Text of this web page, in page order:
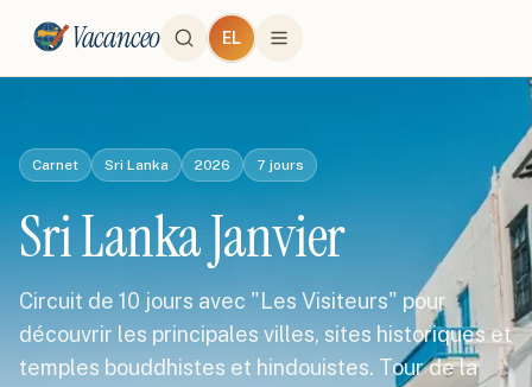
Vacanceo EL
Carnet Sri Lanka 2026 7 jours
Sri Lanka Janvier
Circuit de 10 jours avec "Les Visiteurs" pour
découvrir les principales villes, sites historiques et
temples bouddhistes et hindouistes. Tour de la